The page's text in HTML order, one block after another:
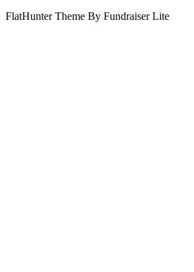
FlatHunter Theme By Fundraiser Lite